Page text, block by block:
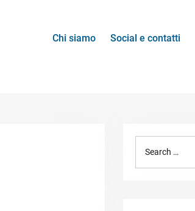
Chi siamo Social e contatti